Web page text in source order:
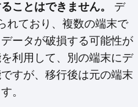
ことはできません。
デ
れており、複数の端末で
ータが破損する可能性が
利用して、別の端末にデ
すが、移行後は元の端末
。